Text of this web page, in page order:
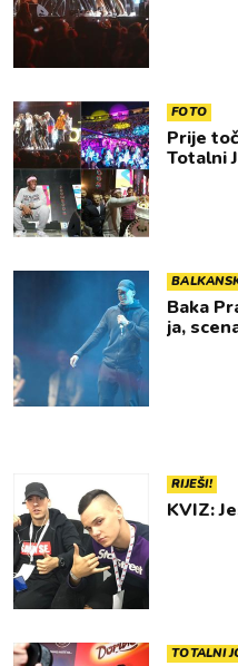
FOTO
Prije
Totalni
Baka
ja,
RIJEŠI!
KVIZ:
TOTALNI